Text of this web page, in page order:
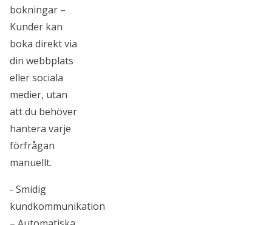
bokningar –
Kunder kan
boka direkt via
din webbplats
eller sociala
medier, utan
att du behöver
hantera varje
förfrågan
manuellt.
- Smidig
kundkommunikation